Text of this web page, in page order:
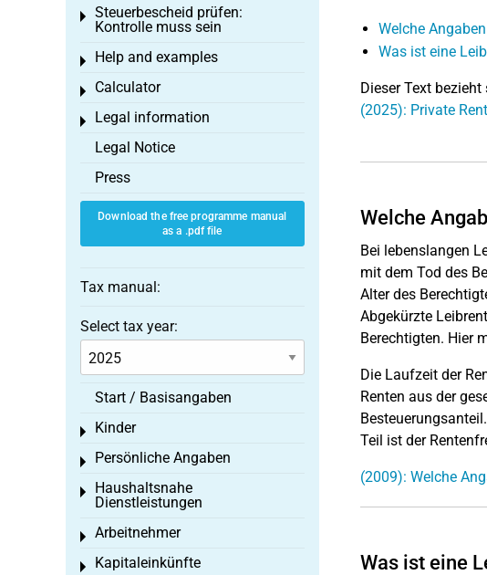
Welche
Was ist eine
Dieser Text
(2025): Private
Welche
Bei lebenslangen
mit dem Tod des
Alter des
Abgekürzte
Berechtigten. Hier
Die Laufzeit der
Renten aus der
Teil ist der
(2009): Welche
Was ist eine
Steuerbescheid prüfen:
Kontrolle muss sein
Toggle menu
Help and examples
Toggle menu
Calculator
Toggle menu
Legal information
Toggle menu
Legal Notice
Press
Download the free programme manual
as a .pdf file
Tax manual:
Select tax year:
Start / Basisangaben
Kinder
Toggle menu
Persönliche Angaben
Toggle menu
Haushaltsnahe
Dienstleistungen
Toggle menu
Arbeitnehmer
Toggle menu
Kapitaleinkünfte
Toggle menu